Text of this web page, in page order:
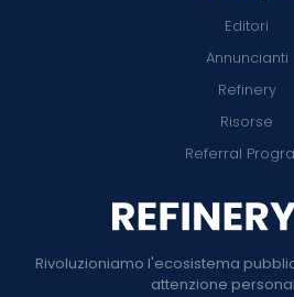
Rivoluzioniamo l'ecosistema
attenzione
Editori
Annuncianti
Refinery
Risorse
Referral